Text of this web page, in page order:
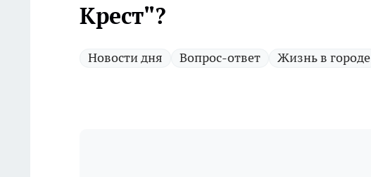
Крест"?
Новости дня Вопрос-ответ Жизнь в городе